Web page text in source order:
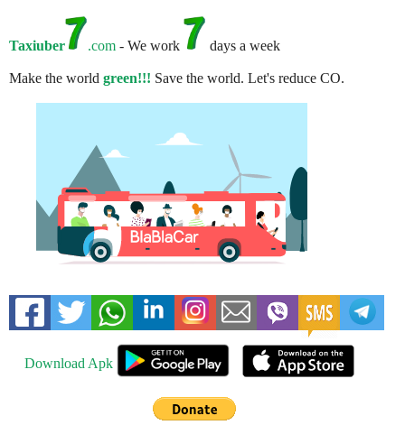
Taxiuber .com - We work days a week
Make the world green!!! Save the world. Let's reduce CO.
Download Apk